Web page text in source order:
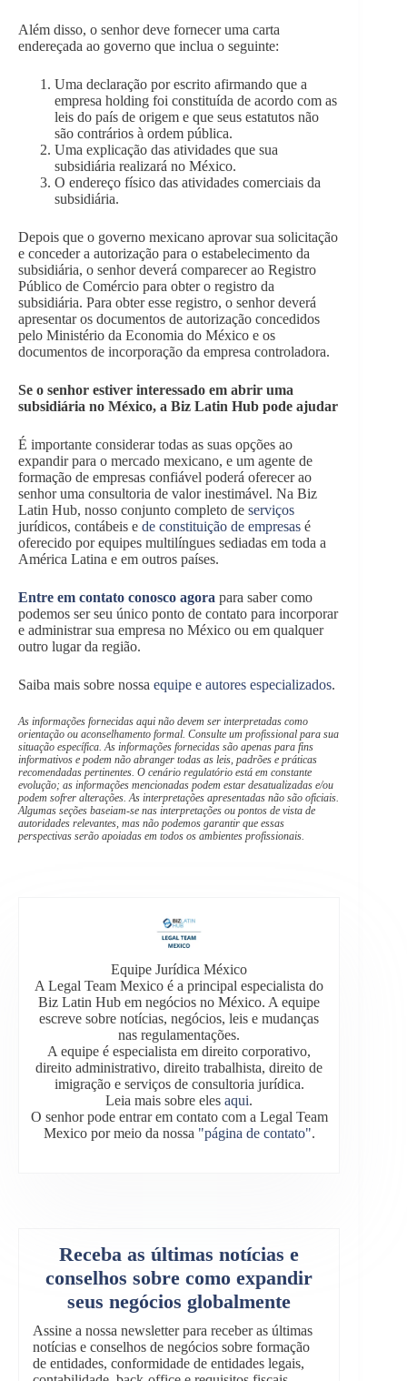
Além disso, o senhor deve fornecer uma carta
endereçada ao governo que inclua o seguinte:
Uma declaração por escrito afirmando que a
empresa holding foi constituída de acordo com as
leis do país de origem e que seus estatutos não
são contrários à ordem pública.
Uma explicação das atividades que sua
subsidiária realizará no México.
O endereço físico das atividades comerciais da
subsidiária.
Depois que o governo mexicano aprovar sua solicitação
e conceder a autorização para o estabelecimento da
subsidiária, o senhor deverá comparecer ao Registro
Público de Comércio para obter o registro da
subsidiária. Para obter esse registro, o senhor deverá
apresentar os documentos de autorização concedidos
pelo Ministério da Economia do México e os
documentos de incorporação da empresa controladora.
Se o senhor estiver interessado em abrir uma
subsidiária no México, a Biz Latin Hub pode ajudar
É importante considerar todas as suas opções ao
expandir para o mercado mexicano, e um agente de
formação de empresas confiável poderá oferecer ao
senhor uma consultoria de valor inestimável. Na Biz
Latin Hub, nosso conjunto completo de serviços
jurídicos, contábeis e de constituição de empresas é
oferecido por equipes multilíngues sediadas em toda a
América Latina e em outros países.
Entre em contato conosco agora para saber como
podemos ser seu único ponto de contato para incorporar
e administrar sua empresa no México ou em qualquer
outro lugar da região.
Saiba mais sobre nossa equipe e autores especializados.
As informações fornecidas aqui não devem ser interpretadas como
orientação ou aconselhamento formal. Consulte um profissional para sua
situação específica. As informações fornecidas são apenas para fins
informativos e podem não abranger todas as leis, padrões e práticas
recomendadas pertinentes. O cenário regulatório está em constante
evolução; as informações mencionadas podem estar desatualizadas e/ou
podem sofrer alterações. As interpretações apresentadas não são oficiais.
Algumas seções baseiam-se nas interpretações ou pontos de vista de
autoridades relevantes, mas não podemos garantir que essas
perspectivas serão apoiadas em todos os ambientes profissionais.
Equipe Jurídica México
A Legal Team Mexico é a principal especialista do
Biz Latin Hub em negócios no México. A equipe
escreve sobre notícias, negócios, leis e mudanças
nas regulamentações.
A equipe é especialista em direito corporativo,
direito administrativo, direito trabalhista, direito de
imigração e serviços de consultoria jurídica.
Leia mais sobre elesaqui.
O senhor pode entrar em contato com a Legal Team
Mexico por meio da nossa "página de contato".
Receba as últimas notícias e
conselhos sobre como expandir
seus negócios globalmente
Assine a nossa newsletter para receber as últimas
notícias e conselhos de negócios sobre formação
de entidades, conformidade de entidades legais,